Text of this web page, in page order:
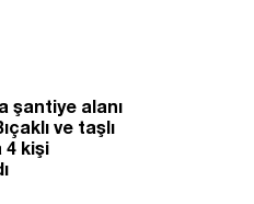
şantiye alanı
ve taşlı
4 kişi